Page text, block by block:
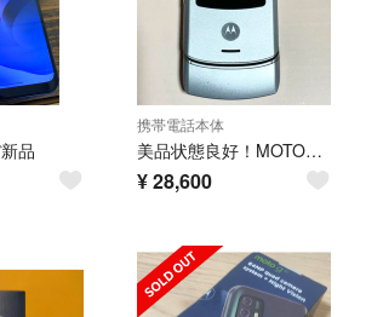
品
携帯電話本体
美品状態良好！MOTOROLA モトローラ M702iS FOMA docomo
¥28,600